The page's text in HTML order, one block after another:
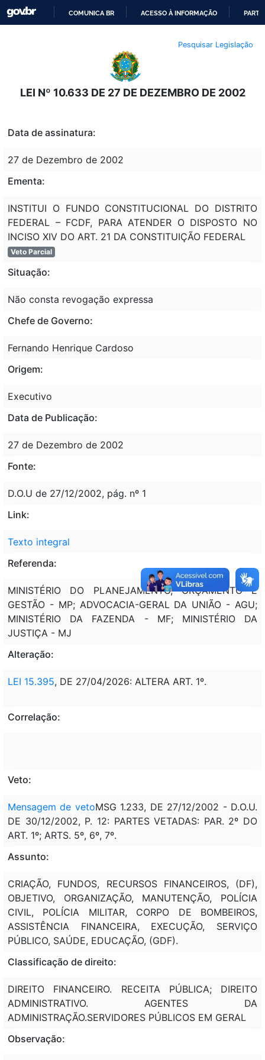
O
CONTEÚDO
COMUNICA BR ACESSO À INFORMAÇÃO
Pesquisar Legislação
LEI Nº 10.633 DE 27 DE DEZEMBRO DE 2002
Data de assinatura:
27 de Dezembro de 2002
Ementa:
INSTITUI O FUNDO CONSTITUCIONAL DO DISTRITO
FEDERAL – FCDF, PARA ATENDER O DISPOSTO NO
INCISO XIV DO ART. 21 DA CONSTITUIÇÃO FEDERAL
Veto Parcial
Situação:
Não consta revogação expressa
Chefe de Governo:
Fernando Henrique Cardoso
Origem:
Executivo
Data de Publicação:
27 de Dezembro de 2002
Fonte:
D.O.U de 27/12/2002, pág. nº 1
Link:
Texto integral
Referenda:
MINISTÉRIO DO PLANEJAMENTO, ORÇAMENTO E
GESTÃO - MP; ADVOCACIA-GERAL DA UNIÃO - AGU;
MINISTÉRIO DA FAZENDA - MF; MINISTÉRIO DA
JUSTIÇA - MJ
Alteração:
LEI 15.395, DE 27/04/2026: ALTERA ART. 1º.
Correlação:
Veto:
Mensagem de vetoMSG 1.233, DE 27/12/2002 - D.O.U.
DE 30/12/2002, P. 12: PARTES VETADAS: PAR. 2º DO
ART. 1º; ARTS. 5º, 6º, 7º.
Assunto:
CRIAÇÃO, FUNDOS, RECURSOS FINANCEIROS, (DF),
OBJETIVO, ORGANIZAÇÃO, MANUTENÇÃO, POLÍCIA
CIVIL, POLÍCIA MILITAR, CORPO DE BOMBEIROS,
ASSISTÊNCIA FINANCEIRA, EXECUÇÃO, SERVIÇO
PÚBLICO, SAÚDE, EDUCAÇÃO, (GDF).
Classificação de direito:
DIREITO FINANCEIRO. RECEITA PÚBLICA; DIREITO
ADMINISTRATIVO. AGENTES DA
ADMINISTRAÇÃO.SERVIDORES PÚBLICOS EM GERAL
Observação: